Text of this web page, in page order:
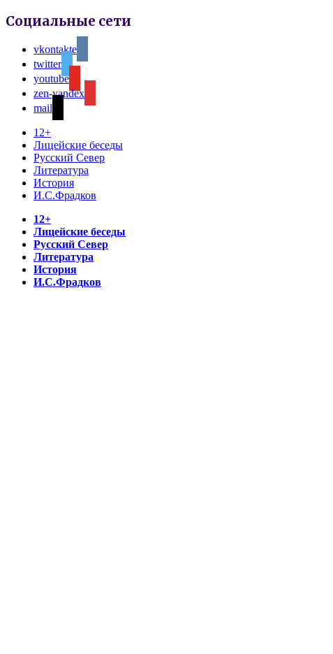
Социальные сети
vkontakte
twitter
youtube
zen-yandex
mail
12+
Лицейские беседы
Русский Север
Литература
История
И.С.Фрадков
12+
Лицейские беседы
Русский Север
Литература
История
И.С.Фрадков